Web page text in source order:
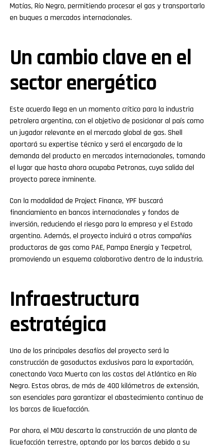
Matías, Río Negro, permitiendo procesar el gas y transportarlo
en buques a mercados internacionales.
Un cambio clave en el
sector energético
Este acuerdo llega en un momento crítico para la industria
petrolera argentina, con el objetivo de posicionar al país como
un jugador relevante en el mercado global de gas. Shell
aportará su expertise técnico y será el encargado de la
demanda del producto en mercados internacionales, tomando
el lugar que hasta ahora ocupaba Petronas, cuya salida del
proyecto parece inminente.
Con la modalidad de Project Finance, YPF buscará
financiamiento en bancos internacionales y fondos de
inversión, reduciendo el riesgo para la empresa y el Estado
argentino. Además, el proyecto incluirá a otras compañías
productoras de gas como PAE, Pampa Energía y Tecpetrol,
promoviendo un esquema colaborativo dentro de la industria.
Infraestructura
estratégica
Uno de los principales desafíos del proyecto será la
construcción de gasoductos exclusivos para la exportación,
conectando Vaca Muerta con las costas del Atlántico en Río
Negro. Estas obras, de más de 400 kilómetros de extensión,
son esenciales para garantizar el abastecimiento continuo de
los barcos de licuefacción.
Por ahora, el MOU descarta la construcción de una planta de
licuefacción terrestre, optando por los barcos debido a su